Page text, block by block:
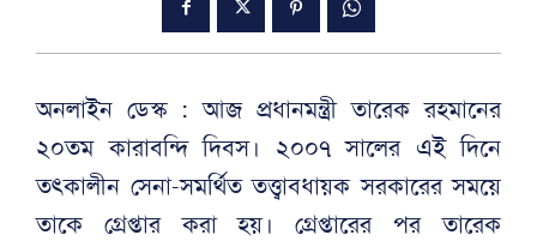
অনলাইন ডেস্ক : আজ প্রধানমন্ত্রী তারেক রহমানের
২০তম কারাবন্দি দিবস। ২০০৭ সালের এই দিনে
তৎকালীন সেনা-সমর্থিত তত্ত্বাবধায়ক সরকারের সময়ে
তাকে গ্রেপ্তার করা হয়। গ্রেপ্তারের পর তারেক